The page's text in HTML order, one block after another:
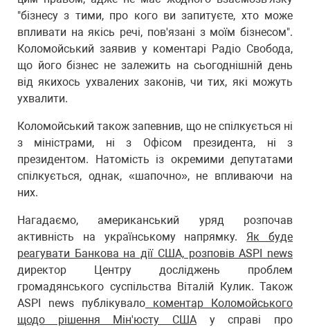
"бізнесу з тими, про кого ви запитуєте, хто може
впливати на якісь речі, пов'язані з моїм бізнесом".
Коломойський заявив у коментарі Радіо Свобода,
що його бізнес не залежить на сьогоднішній день
від якихось ухвалених законів, чи тих, які можуть
ухвалити.
Коломойський також запевнив, що не спілкується ні
з міністрами, ні з Офісом президента, ні з
президентом. Натомість із окремими депутатами
спілкується, однак, «шапочно», не впливаючи на
них.
Нагадаємо, американський уряд розпочав
активність на українському напрямку. Як буде
реагувати Банкова на дії США, розповів ASPI news
директор Центру досліджень проблем
громадянського суспільства Віталій Кулик. Також
ASPI news публікувало коментар Коломойського
щодо рішення Мін'юсту США у справі про